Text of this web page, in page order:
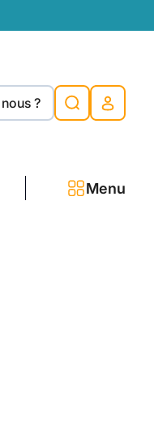
?
Menu